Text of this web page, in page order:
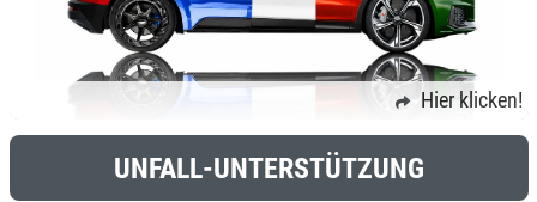
Hier klicken!
UNFALL-UNTERSTÜTZUNG